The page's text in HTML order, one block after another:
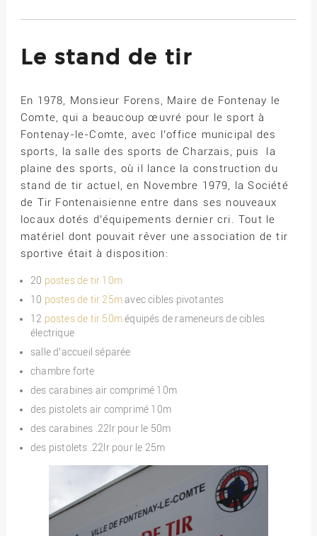
Le stand de tir
En 1978, Monsieur Forens, Maire de Fontenay le
Comte, qui a beaucoup œuvré pour le sport à
Fontenay-le-Comte, avec l’office municipal des
sports, la salle des sports de Charzais, puis la
plaine des sports, où il lance la construction du
stand de tir actuel, en Novembre 1979, la Société
de Tir Fontenaisienne entre dans ses nouveaux
locaux dotés d’équipements dernier cri. Tout le
matériel dont pouvait rêver une association de tir
sportive était à disposition:
20 postes de tir 10m
10 postes de tir 25mavec cibles pivotantes
12 postes de tir 50méquipés de rameneurs de cibles
électrique
salle d’accueil séparée
chambre forte
des carabines air comprimé 10m
des pistolets air comprimé 10m
des carabines .22lr pour le 50m
des pistolets .22lr pour le 25m